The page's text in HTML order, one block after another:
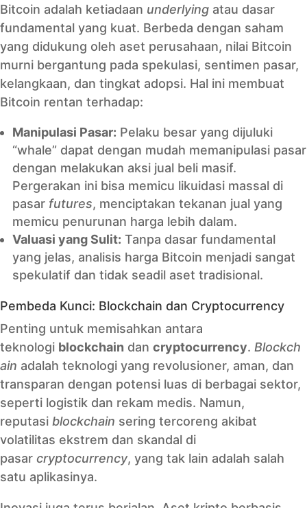
Bitcoin adalah ketiadaan underlying atau dasar
fundamental yang kuat. Berbeda dengan saham
yang didukung oleh aset perusahaan, nilai Bitcoin
murni bergantung pada spekulasi, sentimen pasar,
kelangkaan, dan tingkat adopsi. Hal ini membuat
Bitcoin rentan terhadap:
Manipulasi Pasar: Pelaku besar yang dijuluki
“whale” dapat dengan mudah memanipulasi pasar
dengan melakukan aksi jual beli masif.
Pergerakan ini bisa memicu likuidasi massal di
pasar futures, menciptakan tekanan jual yang
memicu penurunan harga lebih dalam.
Valuasi yang Sulit: Tanpa dasar fundamental
yang jelas, analisis harga Bitcoin menjadi sangat
spekulatif dan tidak seadil aset tradisional.
Pembeda Kunci: Blockchain dan Cryptocurrency
Penting untuk memisahkan antara
teknologi blockchain dan cryptocurrency. Blockch
ain adalah teknologi yang revolusioner, aman, dan
transparan dengan potensi luas di berbagai sektor,
seperti logistik dan rekam medis. Namun,
reputasi blockchain sering tercoreng akibat
volatilitas ekstrem dan skandal di
pasar cryptocurrency, yang tak lain adalah salah
satu aplikasinya.